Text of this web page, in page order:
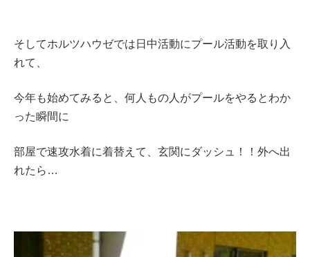
そしてホルツハウゼでは日中活動にプール活動を取り入
れて、
今年も始めてみると、何人もの人がプールをやるとわか
った瞬間に
部屋で速攻水着に着替えて、玄関にダッシュ！！外へ出
れたら…